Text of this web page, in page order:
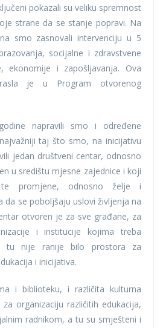
pokazali su veliku spremnost
strane da se stanje popravi. Na
smo zasnovali intervenciju u 5
socijalne i zdravstvene
ekonomije i zapošljavanja. Ova
je u Program otvorenog
napravili smo i određene
taj što smo, na inicijativu
jedan društveni centar, odnosno
u središtu mjesne zajednice i koji
te promjene, odnosno želje i
da se poboljšaju uslovi življenja na
otvoren je za sve građane, za
i institucije kojima treba
tu nije ranije bilo prostora za
i inicijativa.
i biblioteku, i različita kulturna
organizaciju različitih edukacija,
radnikom, a tu su smješteni i